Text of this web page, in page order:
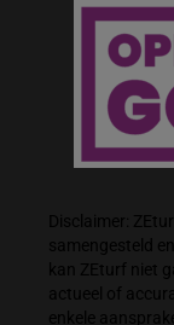
Disclaimer:
samengesteld
kan ZEturf niet
actueel of
enkele